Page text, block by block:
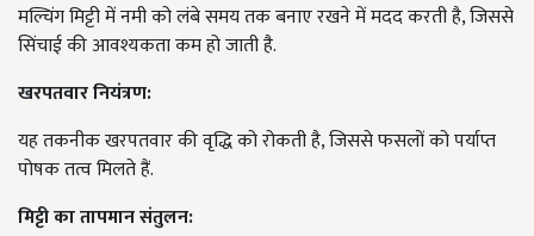
मल्चिंग मिट्टी में नमी को लंबे समय तक बनाए रखने में मदद करती है, जिससे
सिंचाई की आवश्यकता कम हो जाती है.
खरपतवार नियंत्रण:
यह तकनीक खरपतवार की वृद्धि को रोकती है, जिससे फसलों को पर्याप्त
पोषक तत्व मिलते हैं.
मिट्टी का तापमान संतुलन: